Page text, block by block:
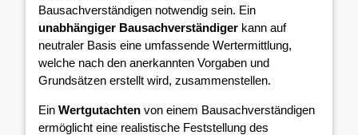
Bausachverständigen notwendig sein. Ein
unabhängiger Bausachverständiger kann auf
neutraler Basis eine umfassende Wertermittlung,
welche nach den anerkannten Vorgaben und
Grundsätzen erstellt wird, zusammenstellen.
Ein Wertgutachten von einem Bausachverständigen
ermöglicht eine realistische Feststellung des